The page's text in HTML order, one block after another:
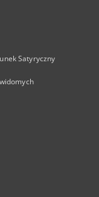
Satyryczny